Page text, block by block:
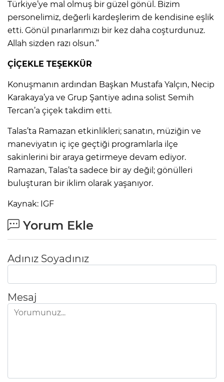
Türkiye’ye mal olmuş bir güzel gönül. Bizim
personelimiz, değerli kardeşlerim de kendisine eşlik
etti. Gönül pınarlarımızı bir kez daha coşturdunuz.
Allah sizden razı olsun.”
ÇİÇEKLE TEŞEKKÜR
Konuşmanın ardından Başkan Mustafa Yalçın, Necip
Karakaya’ya ve Grup Şantiye adına solist Semih
Tercan’a çiçek takdim etti.
Talas’ta Ramazan etkinlikleri; sanatın, müziğin ve
maneviyatın iç içe geçtiği programlarla ilçe
sakinlerini bir araya getirmeye devam ediyor.
Ramazan, Talas’ta sadece bir ay değil; gönülleri
buluşturan bir iklim olarak yaşanıyor.
Kaynak: IGF
Yorum Ekle
Adınız Soyadınız
Mesaj